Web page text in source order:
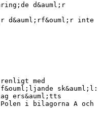
d&auml;r
d&auml;rf&ouml;r inte
med
sk&auml;l:
ers&auml;tts
i bilagorna A och